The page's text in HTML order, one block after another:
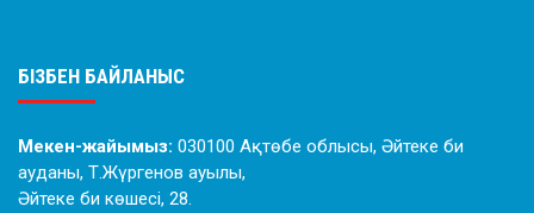
БІЗБЕН БАЙЛАНЫС
Мекен-жайымыз: 030100 Ақтөбе облысы, Әйтеке би
ауданы, Т.Жүргенов ауылы,
Әйтеке би көшесі, 28.